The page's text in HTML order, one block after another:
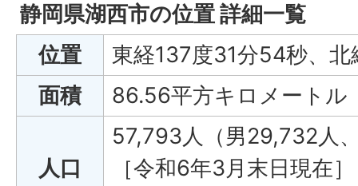
静岡県湖西市の位置 詳細一覧
位置
東経137度31分54秒、
面積
86.56平方キロメートル
人口
57,793人（男29,732人
［令和6年3月末日現在］